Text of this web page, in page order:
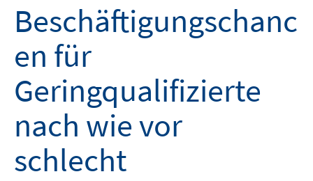
Beschäftigungschanc
en für
Geringqualifizierte
nach wie vor
schlecht